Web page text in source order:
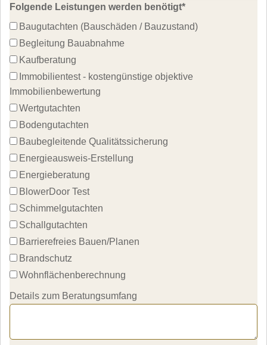
Folgende Leistungen werden benötigt*
Baugutachten (Bauschäden / Bauzustand)
Begleitung Bauabnahme
Kaufberatung
Immobilientest - kostengünstige objektive
Immobilienbewertung
Wertgutachten
Bodengutachten
Baubegleitende Qualitätssicherung
Energieausweis-Erstellung
Energieberatung
BlowerDoor Test
Schimmelgutachten
Schallgutachten
Barrierefreies Bauen/Planen
Brandschutz
Wohnflächenberechnung
Details zum Beratungsumfang